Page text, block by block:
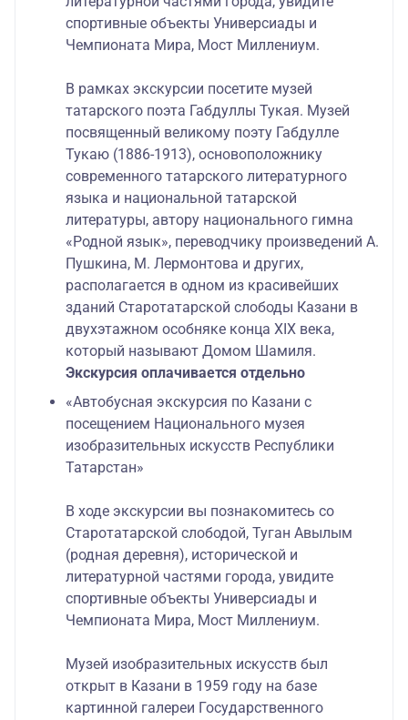
спортивные объекты Универсиады и
Чемпионата Мира, Мост Миллениум.
В рамках экскурсии посетите музей
татарского поэта Габдуллы Тукая. Музей
посвященный великому поэту Габдулле
Тукаю (1886-1913), основоположнику
современного татарского литературного
языка и национальной татарской
литературы, автору национального гимна
«Родной язык», переводчику произведений А.
Пушкина, М. Лермонтова и других,
располагается в одном из красивейших
зданий Старотатарской слободы Казани в
двухэтажном особняке конца XIX века,
который называют Домом Шамиля.
Экскурсия оплачивается отдельно
«Автобусная экскурсия по Казани с
посещением Национального музея
изобразительных искусств Республики
Татарстан»
В ходе экскурсии вы познакомитесь со
Старотатарской слободой, Туган Авылым
(родная деревня), исторической и
литературной частями города, увидите
спортивные объекты Универсиады и
Чемпионата Мира, Мост Миллениум.
Музей изобразительных искусств был
открыт в Казани в 1959 году на базе
картинной галереи Государственного